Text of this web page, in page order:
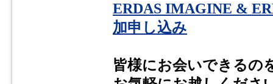
ERDAS IMAGINE &
加申し込み
皆様にお会いできるの